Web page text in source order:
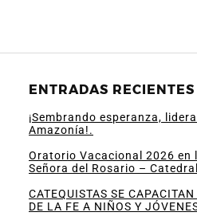
ENTRADAS RECIENTES
¡Sembrando esperanza,
Amazonía!.
Oratorio Vacacional 2026 en
Señora del Rosario –
CATEQUISTAS SE
DE LA FE A NIÑOS Y